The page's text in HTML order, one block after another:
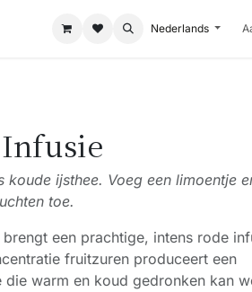
Nederlands
koude ijsthee. Voeg een limoentje
toe.
een prachtige, intens rode
fruitzuren produceert een
die warm en koud gedronken kan